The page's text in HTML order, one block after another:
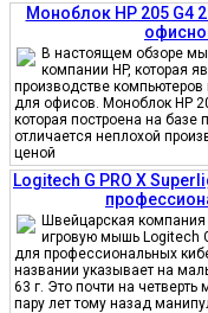
Моноблок HP 205 G4
В настоящем обзоре
компании HP, которая
производстве
для офисов. Моноблок HP
которая построена на базе
отличается неплохой
ценой
Logitech G PRO X
Швейцарская компания
игровую мышь Logitech
для профессиональных
названии указывает на
63 г. Это почти на
пару лет тому назад